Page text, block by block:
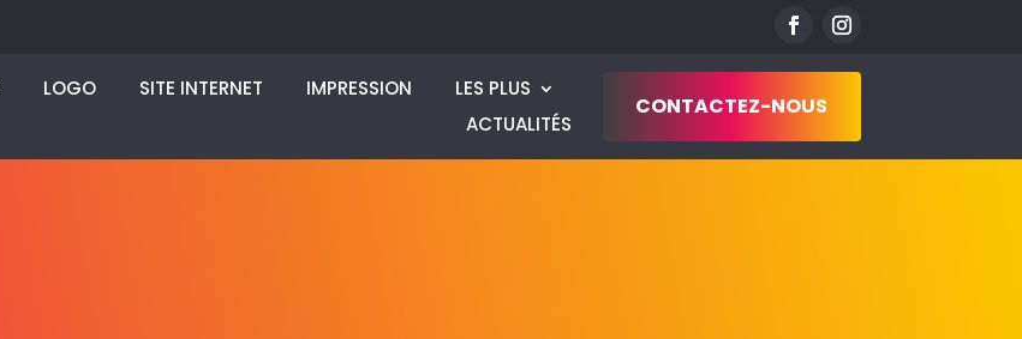
LOGO SITE INTERNET IMPRESSION
LES PLUS
ACTUALITÉS
CONTACTEZ-NOUS